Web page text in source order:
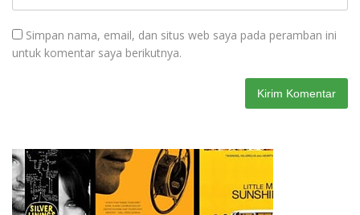
Simpan nama, email, dan situs web saya pada peramban ini
untuk komentar saya berikutnya.